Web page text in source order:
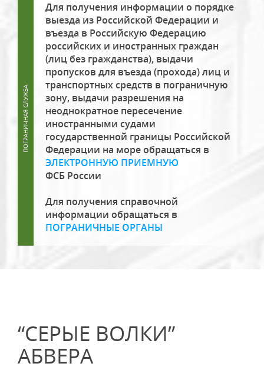
Для получения информации о порядке
выезда из Российской Федерации и
въезда в Российскую Федерацию
российских и иностранных граждан
(лиц без гражданства), выдачи
пропусков для въезда (прохода) лиц и
транспортных средств в пограничную
зону, выдачи разрешения на
неоднократное пересечение
иностранными судами
государственной границы Российской
Федерации на море обращаться в
ЭЛЕКТРОННУЮ ПРИЕМНУЮ
ФСБ России
Для получения справочной
информации обращаться в
ПОГРАНИЧНЫЕ ОРГАНЫ
“СЕРЫЕ ВОЛКИ”
АБВЕРА